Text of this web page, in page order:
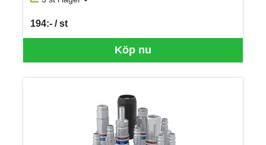
Köp nu
194:- / st
SEK per ST